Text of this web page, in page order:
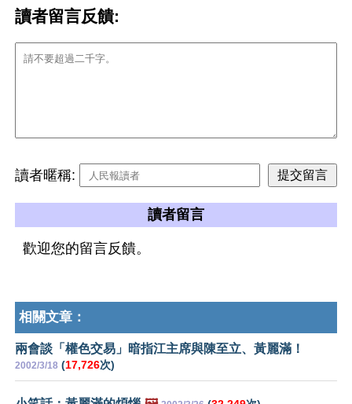
讀者留言反饋:
讀者暱稱:
讀者留言
歡迎您的留言反饋。
相關文章：
兩會談「權色交易」暗指江主席與陳至立、黃麗滿！
2002/3/18 (17,726次)